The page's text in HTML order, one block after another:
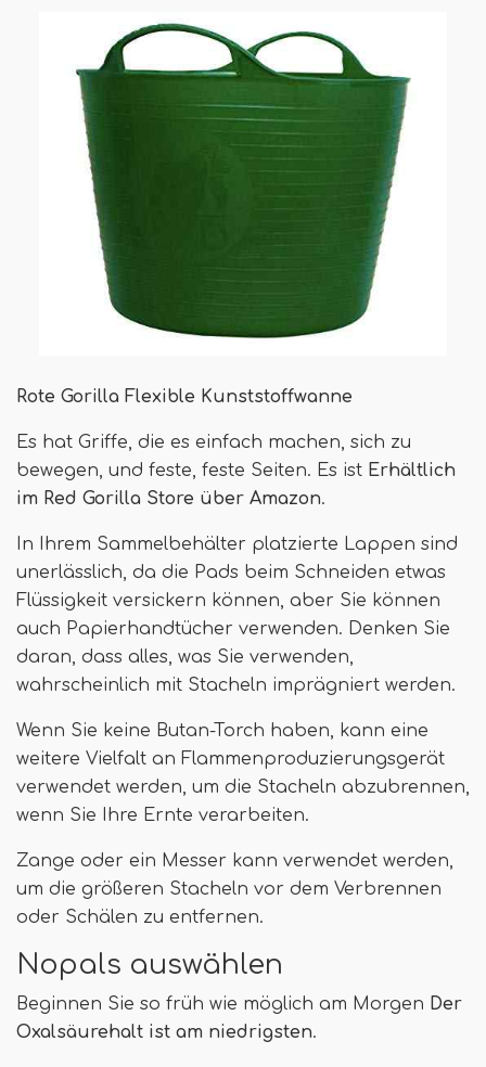
Rote Gorilla Flexible Kunststoffwanne
Es hat Griffe, die es einfach machen, sich zu
bewegen, und feste, feste Seiten. Es ist Erhältlich
im Red Gorilla Store über Amazon.
In Ihrem Sammelbehälter platzierte Lappen sind
unerlässlich, da die Pads beim Schneiden etwas
Flüssigkeit versickern können, aber Sie können
auch Papierhandtücher verwenden. Denken Sie
daran, dass alles, was Sie verwenden,
wahrscheinlich mit Stacheln imprägniert werden.
Wenn Sie keine Butan-Torch haben, kann eine
weitere Vielfalt an Flammenproduzierungsgerät
verwendet werden, um die Stacheln abzubrennen,
wenn Sie Ihre Ernte verarbeiten.
Zange oder ein Messer kann verwendet werden,
um die größeren Stacheln vor dem Verbrennen
oder Schälen zu entfernen.
Nopals auswählen
Beginnen Sie so früh wie möglich am Morgen Der
Oxalsäurehalt ist am niedrigsten.